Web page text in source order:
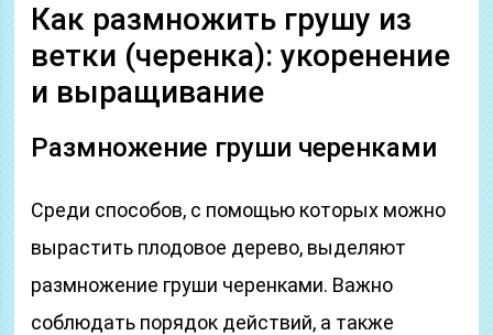
Как размножить грушу из
ветки (черенка): укоренение
и выращивание
Размножение груши черенками
Среди способов, с помощью которых можно
вырастить плодовое дерево, выделяют
размножение груши черенками. Важно
соблюдать порядок действий, а также